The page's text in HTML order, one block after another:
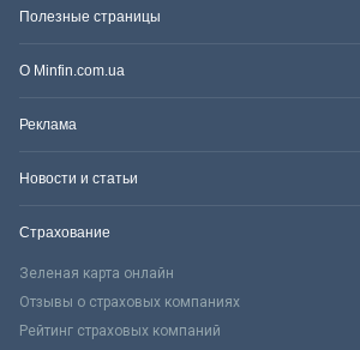
Полезные страницы
О Minfin.com.ua
Реклама
Новости и статьи
Страхование
Зеленая карта онлайн
Отзывы о страховых компаниях
Рейтинг страховых компаний